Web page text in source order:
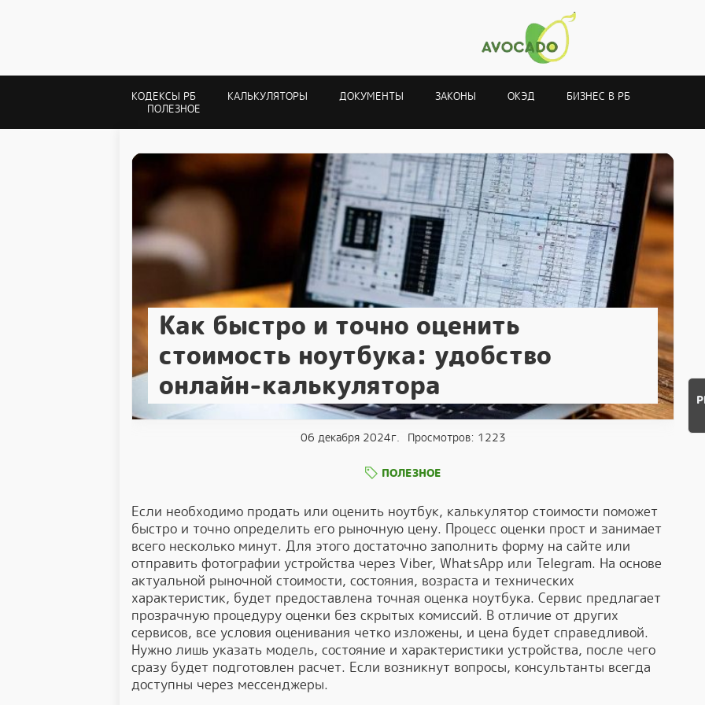
КОДЕКСЫ РБ КАЛЬКУЛЯТОРЫ ДОКУМЕНТЫ ЗАКОНЫ ОКЭД
БИЗНЕС В РБ
ПОЛЕЗНОЕ
Как быстро и точно оценить
стоимость ноутбука: удобство
онлайн-калькулятора
06 декабря 2024г. Просмотров: 1223
ПОЛЕЗНОЕ
Если необходимо продать или оценить ноутбук, калькулятор стоимости поможет
быстро и точно определить его рыночную цену. Процесс оценки прост и занимает
всего несколько минут. Для этого достаточно заполнить форму на сайте или
отправить фотографии устройства через Viber, WhatsApp или Telegram. На основе
актуальной рыночной стоимости, состояния, возраста и технических
характеристик, будет предоставлена точная оценка ноутбука. Сервис предлагает
прозрачную процедуру оценки без скрытых комиссий. В отличие от других
сервисов, все условия оценивания четко изложены, и цена будет справедливой.
Нужно лишь указать модель, состояние и характеристики устройства, после чего
сразу будет подготовлен расчет. Если возникнут вопросы, консультанты всегда
доступны через мессенджеры.